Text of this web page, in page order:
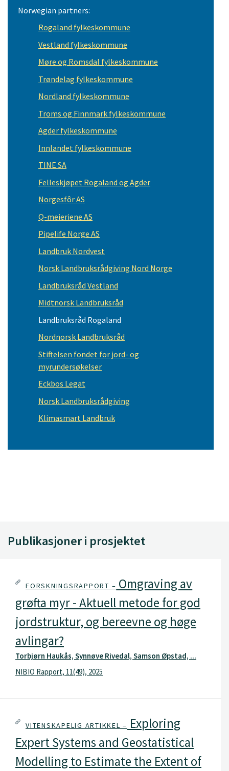
Norwegian partners:
Rogaland fylkeskommune
Vestland fylkeskommune
Møre og Romsdal fylkeskommune
Trøndelag fylkeskommune
Nordland fylkeskommune
Troms og Finnmark fylkeskommune
Agder fylkeskommune
Innlandet fylkeskommune
TINE SA
Felleskjøpet Rogaland og Agder
Norgesfôr AS
Q-meieriene AS
Pipelife Norge AS
Landbruk Nordvest
Norsk Landbruksrådgiving Nord Norge
Landbruksråd Vestland
Midtnorsk Landbruksråd
Landbruksråd Rogaland
Nordnorsk Landbruksråd
Stiftelsen fondet for jord- og
myrundersøkelser
Eckbos Legat
Norsk Landbruksrådgiving
Klimasmart Landbruk
Publikasjoner i prosjektet
FORSKNINGSRAPPORT – Omgraving av
grøfta myr - Aktuell metode for god
jordstruktur, og bereevne og høge
avlingar?
Torbjørn Haukås, Synnøve Rivedal, Samson Øpstad, ...
NIBIO Rapport, 11(49), 2025
VITENSKAPELIG ARTIKKEL – Exploring
Expert Systems and Geostatistical
Modelling to Estimate the Extent of